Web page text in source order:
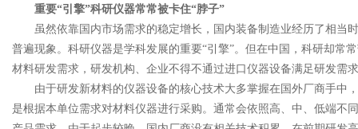
重要“引擎”科研仪器常常被卡住“脖子”
虽然依靠国内市场需求的稳定增长，国内装备制造业经历了相当
普遍现象。科研仪器是学科发展的重要“引擎”。但在中国，科研却常
材料研发需求，研发机构、企业不得不通过进口仪器设备满足研发需
由于研发新材料的仪器设备的核心技术大多掌握在国外厂商手中
是根据本单位需求对材料仪器进行采购。通常会依照高、中、低端